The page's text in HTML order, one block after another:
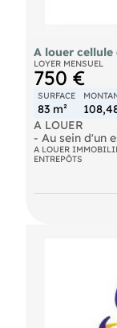
A louer cellule
LOYER MENSUEL
750 €
SURFACE
83 m²
A LOUER
- Au sein d'un
neuve.
sécurisé et
de contrôle
permet de
A LOUER
ENTREPÔTS